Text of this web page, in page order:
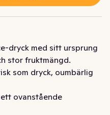
dryck med sitt ursprung
stor fruktmängd.
som dryck, oumbärlig
ovanstående